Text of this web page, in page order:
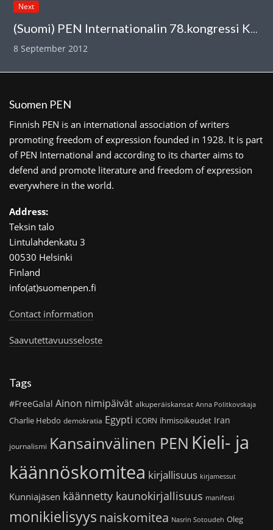
Next
(Suomi) PEN Internationalin 78.kongressi Koreassa
8 September 2012
Suomen PEN
Finnish PEN is an international association of writers
promoting freedom of expression founded in 1928. It is part
of PEN International and according to its charter aims to
defend and promote literature and freedom of expression
everywhere in the world.
Address:
Teksin talo
Lintulahdenkatu 3
00530 Helsinki
Finland
info(at)suomenpen.fi
Contact information
Saavutettavuusseloste
Tags
#FreeGalal Ainon nimipäivät alkuperäiskansat Anna Politkovskaja
Charlie Hebdo demokratia Egypti ICORN ihmisoikeudet Iran
journalismi Kansainvälinen PEN Kieli- ja
käännöskomitea kirjallisuus kirjamessut
Kunniajäsen käännetty kaunokirjallisuus manifesti
monikielisyys naiskomitea Nasrin Sotoudeh Oleg